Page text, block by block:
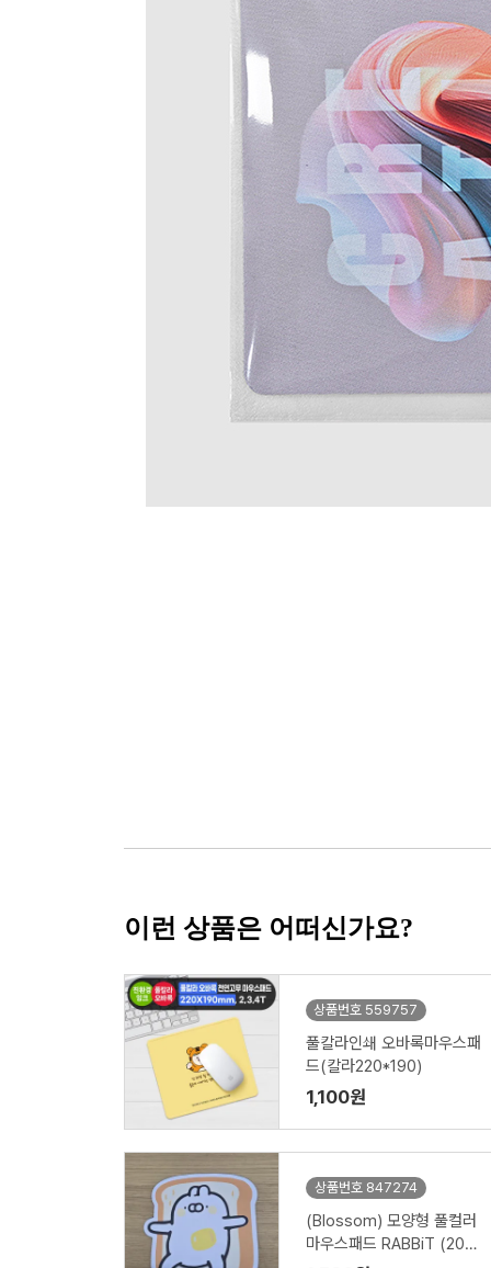
이런 상품은 어떠신가요?
상품번호 559757
풀칼라인쇄 오바록마우스패
드(칼라220*190)
1,100원
상품번호 847274
(Blossom) 모양형 풀컬러
마우스패드 RABBiT (200